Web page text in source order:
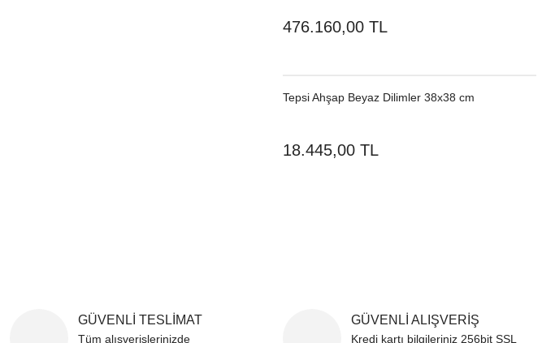
476.160,00 TL
Tepsi Ahşap Beyaz Dilimler 38x38 cm
18.445,00 TL
GÜVENLİ TESLİMAT
Tüm alışverişlerinizde
GÜVENLİ ALIŞVERİŞ
Kredi kartı bilgileriniz 256bit SSL